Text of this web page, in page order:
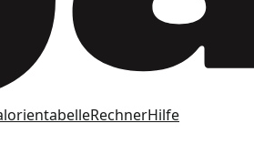
RechnerHilfe